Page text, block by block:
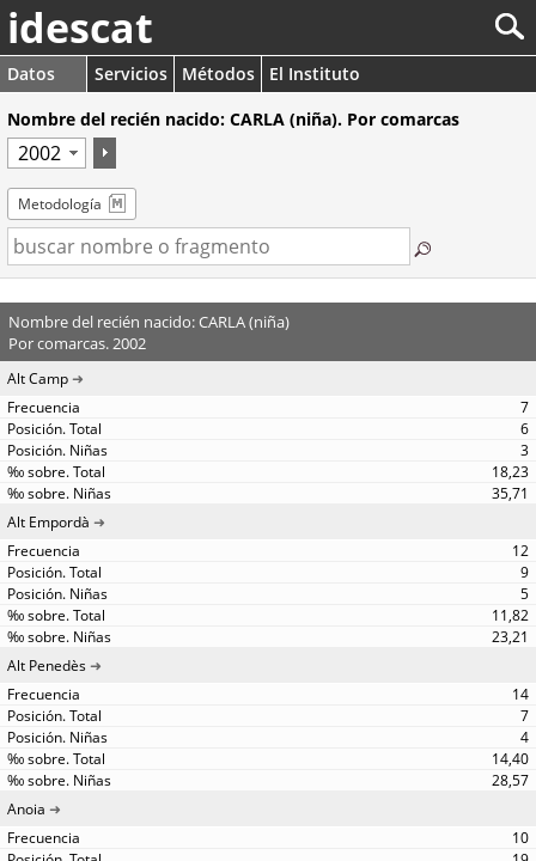
idescat
Datos Servicios Métodos
El Instituto
Nombre del recién nacido: CARLA (niña). Por comarcas
Metodología
Nombre del recién nacido: CARLA (niña)
Por comarcas. 2002
Alt Camp
7
6
3
18,23
35,71
Alt Empordà
12
9
5
11,82
23,21
Alt Penedès
14
7
4
14,40
28,57
Anoia
10